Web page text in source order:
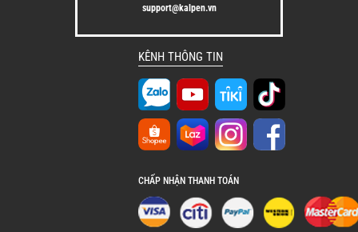
support@kalpen.vn
KÊNH THÔNG TIN
CHẤP NHẬN THANH TOÁN